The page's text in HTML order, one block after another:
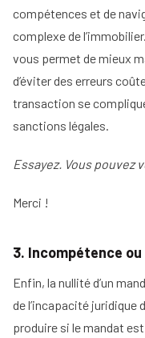
conseils
Comment
devenir
agent
immobilier
Le
salaire
d'un
agent
d'un
immobilier
Nos
guides
Le
guide
de
l'immobilier
Réussir
immobilière
Comment
un
mandat
Les métiers
l'immobilier
Le
immobilier
Tous
nos
conseils
immobiliers
3. Outils
03 En bref,
compétences et de
complexe de
vous permet de mieux
d’éviter des erreurs
transaction se
sanctions légales.
Essayez. Vous
Merci !
3. Incompétence
Enfin, la nullité d’un
de l’incapacité juridique
produire si le mandat